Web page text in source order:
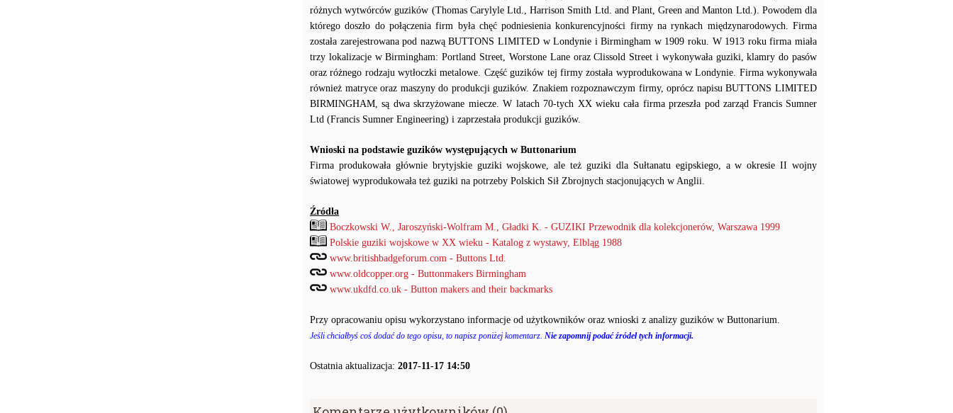
różnych wytwórców guzików (Thomas Carylyle Ltd., Harrison Smith Ltd. and Plant, Green and Manton Ltd.). Powodem dla
którego doszło do połączenia firm była chęć podniesienia konkurencyjności firmy na rynkach międzynarodowych. Firma
została zarejestrowana pod nazwą BUTTONS LIMITED w Londynie i Birmingham w 1909 roku. W 1913 roku firma miała
trzy lokalizacje w Birmingham: Portland Street, Worstone Lane oraz Clissold Street i wykonywała guziki, klamry do pasów
oraz różnego rodzaju wytłoczki metalowe. Część guzików tej firmy została wyprodukowana w Londynie. Firma wykonywała
również matryce oraz maszyny do produkcji guzików. Znakiem rozpoznawczym firmy, oprócz napisu BUTTONS LIMITED
BIRMINGHAM, są dwa skrzyżowane miecze. W latach 70-tych XX wieku cała firma przeszła pod zarząd Francis Sumner
Ltd (Francis Sumner Engineering) i zaprzestała produkcji guzików.
Wnioski na podstawie guzików występujących w Buttonarium
Firma produkowała głównie brytyjskie guziki wojskowe, ale też guziki dla Sułtanatu egipskiego, a w okresie II wojny
światowej wyprodukowała też guziki na potrzeby Polskich Sił Zbrojnych stacjonujących w Anglii.
Źródła
Boczkowski W., Jaroszyński-Wolfram M., Gładki K. - GUZIKI Przewodnik dla kolekcjonerów, Warszawa 1999
Polskie guziki wojskowe w XX wieku - Katalog z wystawy, Elbląg 1988
www.britishbadgeforum.com - Buttons Ltd.
www.oldcopper.org - Buttonmakers Birmingham
www.ukdfd.co.uk - Button makers and their backmarks
Przy opracowaniu opisu wykorzystano informacje od użytkowników oraz wnioski z analizy guzików w Buttonarium.
Jeśli chciałbyś coś dodać do tego opisu, to napisz poniżej komentarz. Nie zapomnij podać źródeł tych informacji.
Ostatnia aktualizacja: 2017-11-17 14:50